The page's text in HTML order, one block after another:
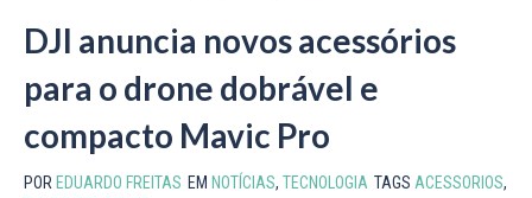
DJI anuncia novos acessórios
para o drone dobrável e
compacto Mavic Pro
POR EDUARDO FREITAS EM NOTÍCIAS, TECNOLOGIA TAGS ACESSORIOS,